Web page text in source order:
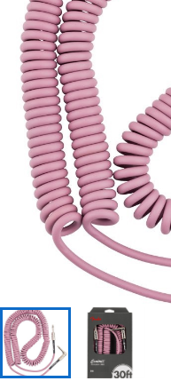
ドラム
キーボード
管楽器
アンプ
DJ機器
DTM オンライン納品